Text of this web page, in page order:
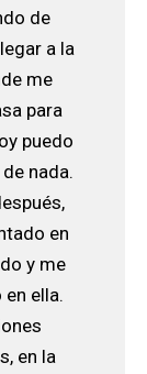
de
a la
me
para
puedo
nada.
en
y me
ella.
en la